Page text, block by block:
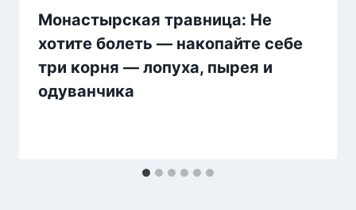
Монастырская травница: Не
хотите болеть — накопайте себе
три корня — лопуха, пырея и
одуванчика